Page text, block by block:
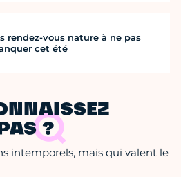
rendez-vous nature à ne pas
cet été
?
intemporels, mais qui valent le